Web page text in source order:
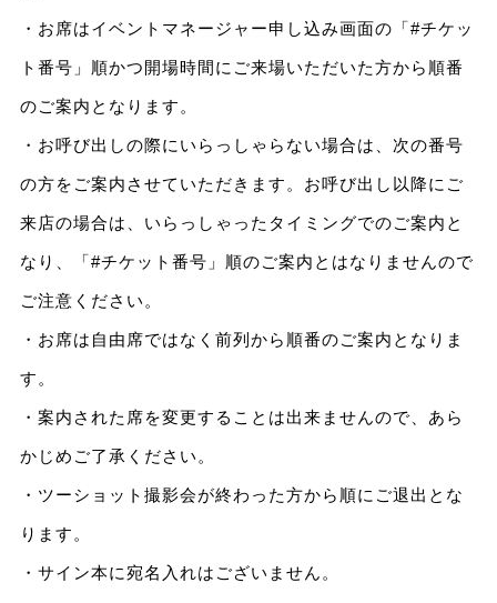
・お席はイベントマネージャー申し込み画面の「#チケッ
ト番号」順かつ開場時間にご来場いただいた方から順番
のご案内となります。
・お呼び出しの際にいらっしゃらない場合は、次の番号
の方をご案内させていただきます。お呼び出し以降にご
来店の場合は、いらっしゃったタイミングでのご案内と
なり、「#チケット番号」順のご案内とはなりませんので
ご注意ください。
・お席は自由席ではなく前列から順番のご案内となりま
す。
・案内された席を変更することは出来ませんので、あら
かじめご了承ください。
・ツーショット撮影会が終わった方から順にご退出とな
ります。
・サイン本に宛名入れはございません。